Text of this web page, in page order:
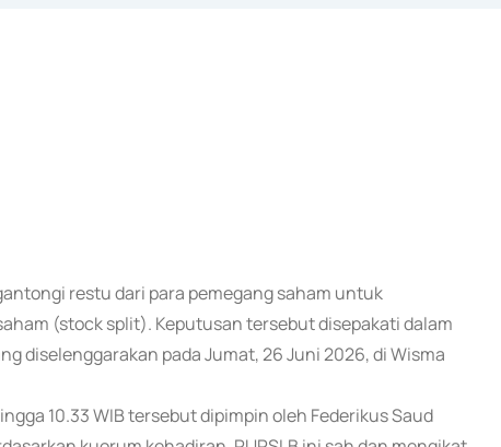
restu dari para pemegang saham untuk
(stock split). Keputusan tersebut disepakati dalam
diselenggarakan pada Jumat, 26 Juni 2026, di Wisma
10.33 WIB tersebut dipimpin oleh Federikus Saud